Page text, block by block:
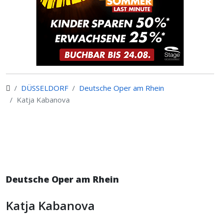
DÜSSELDORF
Deutsche Oper am Rhein
Katja Kabanova
Deutsche Oper am Rhein
Katja Kabanova